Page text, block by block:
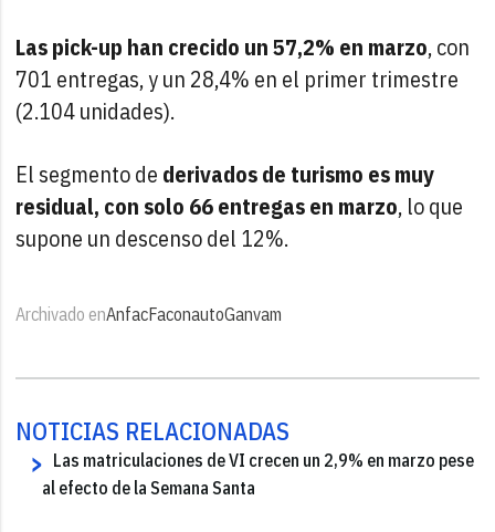
Las pick-up han crecido un 57,2% en marzo, con
701 entregas, y un 28,4% en el primer trimestre
(2.104 unidades).
El segmento de derivados de turismo es muy
residual, con solo 66 entregas en marzo, lo que
supone un descenso del 12%.
Archivado enAnfacFaconautoGanvam
NOTICIAS RELACIONADAS
Las matriculaciones de VI crecen un 2,9% en marzo pese
al efecto de la Semana Santa